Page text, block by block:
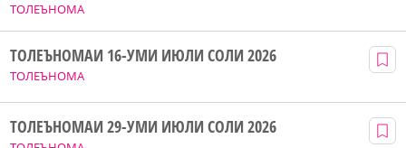
ТОЛЕЪНОМА
ТОЛЕЪНОМА
ТОЛЕЪНОМАИ 16-УМИ ИЮЛИ СОЛИ 2026
ТОЛЕЪНОМАИ 29-УМИ ИЮЛИ СОЛИ 2026